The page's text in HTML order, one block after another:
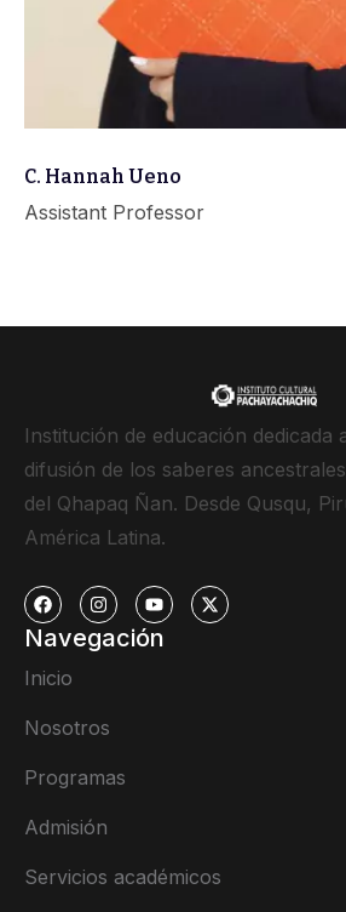
C. Hannah Ueno
Assistant Professor
Institución de educación dedicada
difusión de los saberes
del Qhapaq Ñan. Desde Qusqu,
América Latina.
Navegación
Inicio
Nosotros
Programas
Admisión
Servicios académicos